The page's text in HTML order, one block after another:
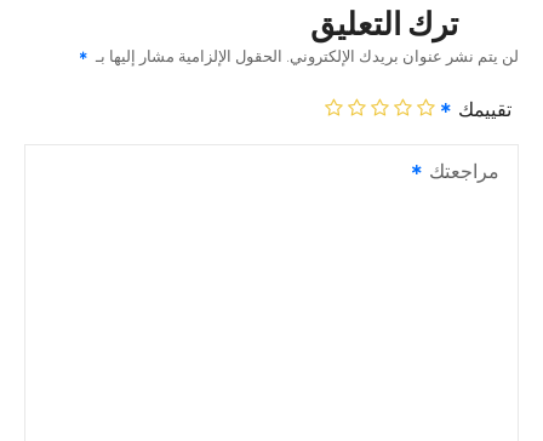
ترك التعليق
لن يتم نشر عنوان بريدك الإلكتروني. الحقول الإلزامية مشار إليها بـ
تقييمك
مراجعتك